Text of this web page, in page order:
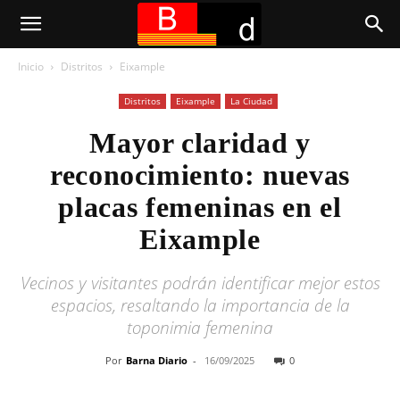
Inicio Distritos Eixample
Distritos Eixample La Ciudad
Mayor claridad y
reconocimiento: nuevas
placas femeninas en el
Eixample
Vecinos y visitantes podrán identificar mejor estos
espacios, resaltando la importancia de la
toponimia femenina
Por Barna Diario - 16/09/2025 0